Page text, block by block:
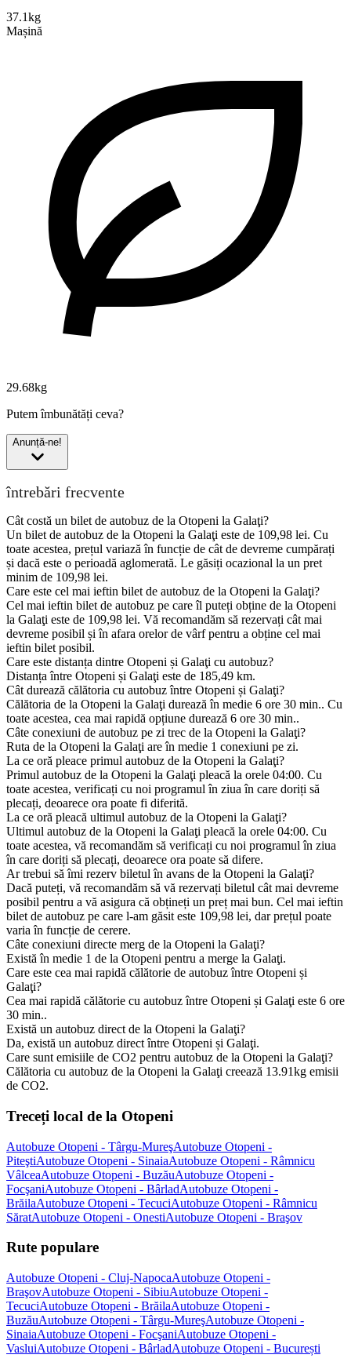
37.1kg
Mașină
29.68kg
Putem îmbunătăți ceva?
Anunță-ne!
întrebări frecvente
Cât costă un bilet de autobuz de la Otopeni la Galaţi?
Un bilet de autobuz de la Otopeni la Galaţi este de 109,98 lei. Cu
toate acestea, prețul variază în funcție de cât de devreme cumpărați
și dacă este o perioadă aglomerată. Le găsiți ocazional la un pret
minim de 109,98 lei.
Care este cel mai ieftin bilet de autobuz de la Otopeni la Galaţi?
Cel mai ieftin bilet de autobuz pe care îl puteți obține de la Otopeni
la Galaţi este de 109,98 lei. Vă recomandăm să rezervați cât mai
devreme posibil și în afara orelor de vârf pentru a obține cel mai
ieftin bilet posibil.
Care este distanța dintre Otopeni și Galaţi cu autobuz?
Distanța între Otopeni și Galaţi este de 185,49 km.
Cât durează călătoria cu autobuz între Otopeni și Galaţi?
Călătoria de la Otopeni la Galaţi durează în medie 6 ore 30 min.. Cu
toate acestea, cea mai rapidă opțiune durează 6 ore 30 min..
Câte conexiuni de autobuz pe zi trec de la Otopeni la Galaţi?
Ruta de la Otopeni la Galaţi are în medie 1 conexiuni pe zi.
La ce oră pleace primul autobuz de la Otopeni la Galaţi?
Primul autobuz de la Otopeni la Galaţi pleacă la orele 04:00. Cu
toate acestea, verificați cu noi programul în ziua în care doriți să
plecați, deoarece ora poate fi diferită.
La ce oră pleacă ultimul autobuz de la Otopeni la Galaţi?
Ultimul autobuz de la Otopeni la Galaţi pleacă la orele 04:00. Cu
toate acestea, vă recomandăm să verificați cu noi programul în ziua
în care doriți să plecați, deoarece ora poate să difere.
Ar trebui să îmi rezerv biletul în avans de la Otopeni la Galaţi?
Dacă puteți, vă recomandăm să vă rezervați biletul cât mai devreme
posibil pentru a vă asigura că obțineți un preț mai bun. Cel mai ieftin
bilet de autobuz pe care l-am găsit este 109,98 lei, dar prețul poate
varia în funcție de cerere.
Câte conexiuni directe merg de la Otopeni la Galaţi?
Există în medie 1 de la Otopeni pentru a merge la Galaţi.
Care este cea mai rapidă călătorie de autobuz între Otopeni și
Galaţi?
Cea mai rapidă călătorie cu autobuz între Otopeni și Galaţi este 6 ore
30 min..
Există un autobuz direct de la Otopeni la Galaţi?
Da, există un autobuz direct între Otopeni și Galaţi.
Care sunt emisiile de CO2 pentru autobuz de la Otopeni la Galaţi?
Călătoria cu autobuz de la Otopeni la Galaţi creează 13.91kg emisii
de CO2.
Treceți local de la Otopeni
Autobuze Otopeni - Târgu-MureşAutobuze Otopeni -
PiteştiAutobuze Otopeni - SinaiaAutobuze Otopeni - Râmnicu
VâlceaAutobuze Otopeni - BuzăuAutobuze Otopeni -
FocşaniAutobuze Otopeni - BârladAutobuze Otopeni -
BrăilaAutobuze Otopeni - TecuciAutobuze Otopeni - Râmnicu
SăratAutobuze Otopeni - OnestiAutobuze Otopeni - Braşov
Rute populare
Autobuze Otopeni - Cluj-NapocaAutobuze Otopeni -
BraşovAutobuze Otopeni - SibiuAutobuze Otopeni -
TecuciAutobuze Otopeni - BrăilaAutobuze Otopeni -
BuzăuAutobuze Otopeni - Târgu-MureşAutobuze Otopeni -
SinaiaAutobuze Otopeni - FocşaniAutobuze Otopeni -
VasluiAutobuze Otopeni - BârladAutobuze Otopeni - București